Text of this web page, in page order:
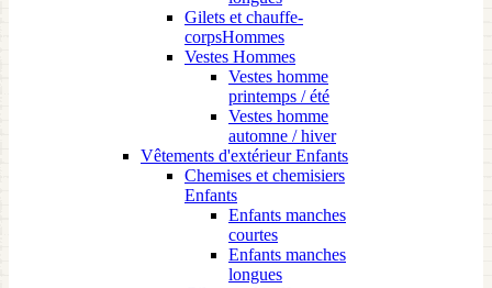
Gilets et chauffe-
corpsHommes
Vestes Hommes
Vestes homme
printemps / été
Vestes homme
automne / hiver
Vêtements d'extérieur Enfants
Chemises et chemisiers
Enfants
Enfants manches
courtes
Enfants manches
longues